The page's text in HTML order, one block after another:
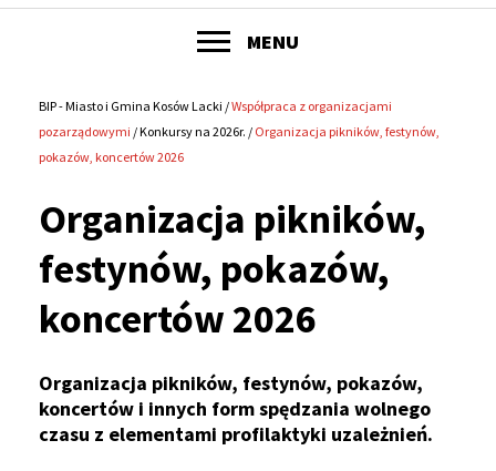
menu
serwisu
POKAŻ
MENU
Ścieżka
nawigacyjna
BIP - Miasto i Gmina Kosów Lacki Współpraca z organizacjami
pozarządowymi Konkursy na 2026r.
Organizacja pikników, festynów,
pokazów, koncertów 2026
Organizacja pikników,
festynów, pokazów,
koncertów 2026
Organizacja pikników, festynów, pokazów,
koncertów i innych form spędzania wolnego
czasu z elementami profilaktyki uzależnień.